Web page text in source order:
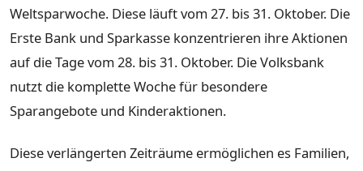
Weltsparwoche. Diese läuft vom 27. bis 31. Oktober. Die
Erste Bank und Sparkasse konzentrieren ihre Aktionen
auf die Tage vom 28. bis 31. Oktober. Die Volksbank
nutzt die komplette Woche für besondere
Sparangebote und Kinderaktionen.
Diese verlängerten Zeiträume ermöglichen es Familien,